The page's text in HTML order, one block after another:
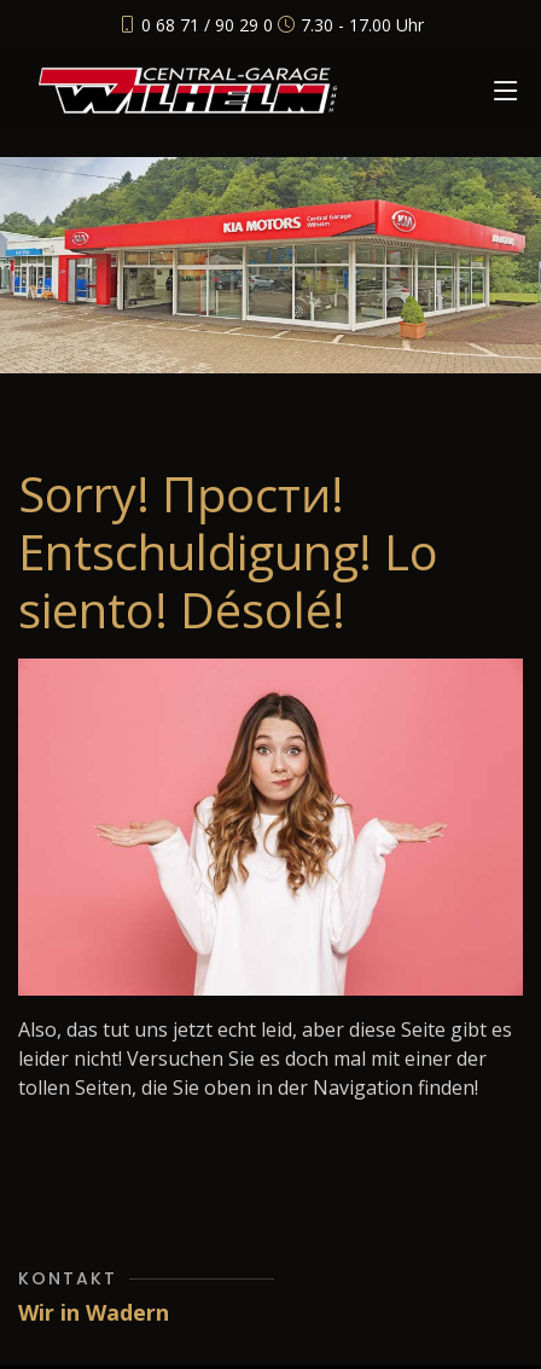
0 68 71 / 90 29 0 7.30 - 17.00 Uhr
Sorry! Прости!
Entschuldigung! Lo
siento! Désolé!
Also, das tut uns jetzt echt leid, aber diese Seite gibt es
leider nicht! Versuchen Sie es doch mal mit einer der
tollen Seiten, die Sie oben in der Navigation finden!
KONTAKT
Wir in Wadern